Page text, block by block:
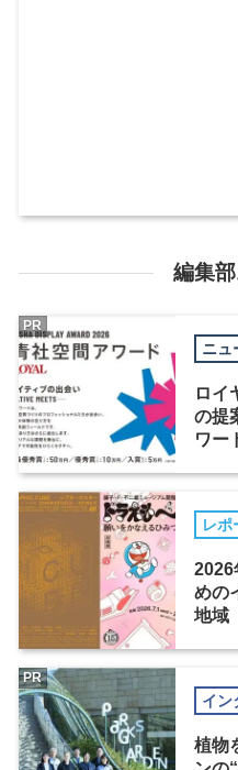
編集
ニュ
ロイ
の提
ワー
PR
レポ
2026
めの
地域
イン
植物
PR